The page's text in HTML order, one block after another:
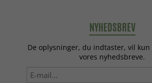
NYHEDSBREV
De oplysninger, du indtaster, vil
vores nyhedsbreve.